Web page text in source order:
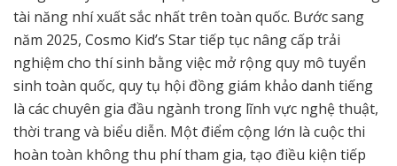
tài năng nhí xuất sắc nhất trên toàn quốc. Bước sang
năm 2025, Cosmo Kid’s Star tiếp tục nâng cấp trải
nghiệm cho thí sinh bằng việc mở rộng quy mô tuyển
sinh toàn quốc, quy tụ hội đồng giám khảo danh tiếng
là các chuyên gia đầu ngành trong lĩnh vực nghệ thuật,
thời trang và biểu diễn. Một điểm cộng lớn là cuộc thi
hoàn toàn không thu phí tham gia, tạo điều kiện tiếp